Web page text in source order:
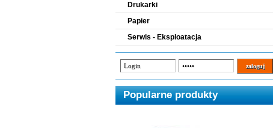
Drukarki
Papier
Serwis - Eksploatacja
Popularne produkty